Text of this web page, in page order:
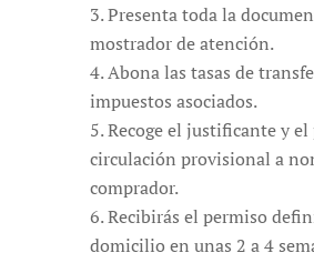
Presenta toda la
mostrador de atención.
Abona las tasas de
impuestos asociados.
Recoge el justificante y el
circulación provisional a
comprador.
Recibirás el permiso
domicilio en unas 2 a 4